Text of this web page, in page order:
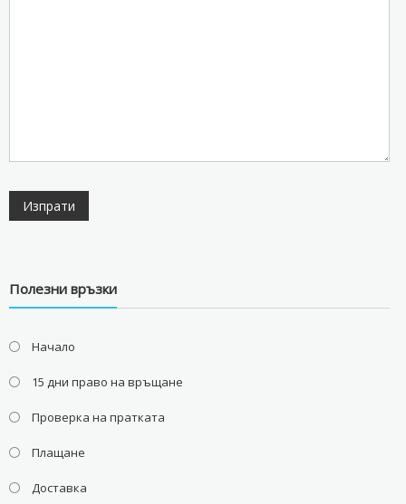
Полезни връзки
Начало
15 дни право на връщане
Проверка на пратката
Плащане
Доставка